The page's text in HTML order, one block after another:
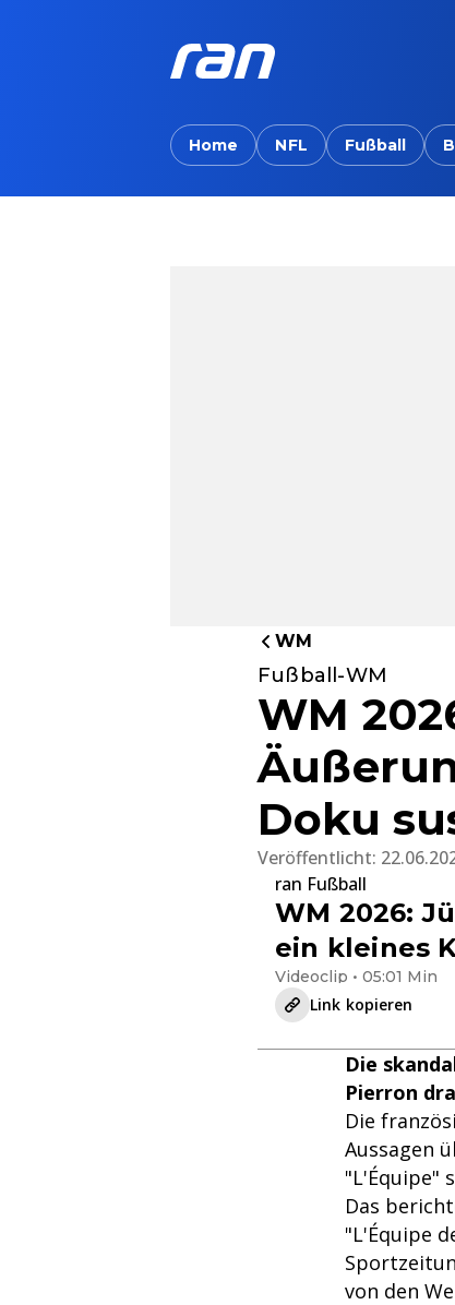
Home NFL Fußball
WM
Fußball-WM
WM
Doku
Veröffentlicht:
ran Fußball
WM 2026:
ein kleines
Videoclip • 05:01 Min
Link kopieren
Die
Pierron
Die
Aussagen
"L'Équipe"
Das
"L'Équipe
von den